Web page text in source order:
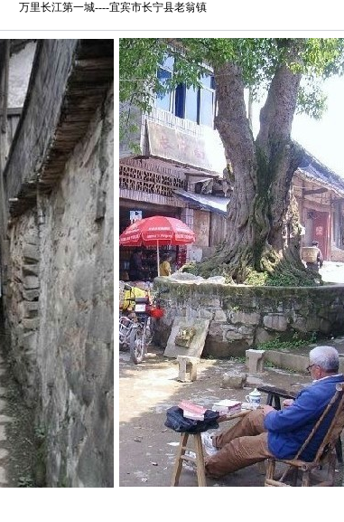
万里长江第一城----宜宾市长宁县老翁镇